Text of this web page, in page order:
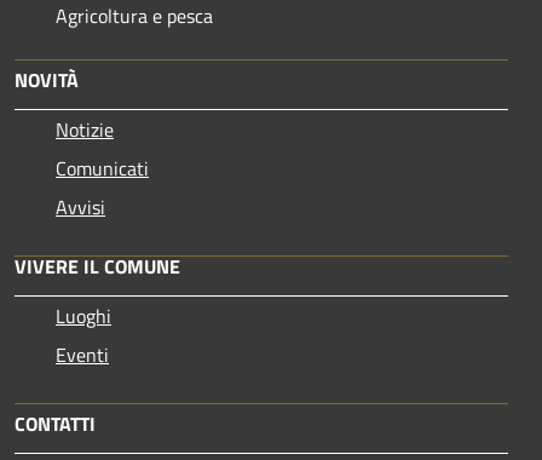
Agricoltura e pesca
NOVITÀ
Notizie
Comunicati
Avvisi
VIVERE IL COMUNE
Luoghi
Eventi
CONTATTI